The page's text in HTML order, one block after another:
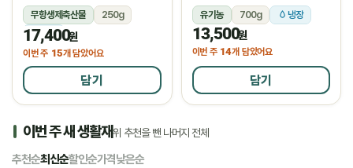
무항생제축산물
250g
냉장
17,400원
이번 주 15개 담았어요
담기
유기농 700g 냉장
13,500원
이번 주 14개 담았어요
담기
이번 주 새 생활재위 추천을 뺀 나머지 전체
추천순최신순할인순가격낮은순